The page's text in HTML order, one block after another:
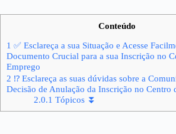
Conteúdo
1 ✅ Esclareça a sua Situação e Acesse
Documento Crucial para a sua Inscrição no
Emprego
2 ⁉ Esclareça as suas dúvidas sobre a
Decisão de Anulação da Inscrição no Centro
2.0.1 Tópicos ⏬